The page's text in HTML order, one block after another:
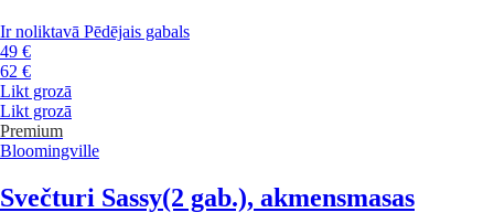
Ir noliktavā Pēdējais gabals
49 €
62 €
Likt grozā
Likt grozā
Premium
Bloomingville
Svečturi Sassy(2 gab.), akmensmasas